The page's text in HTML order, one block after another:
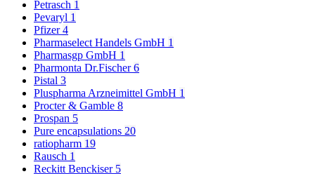
Petrasch 1
Pevaryl 1
Pfizer4
Pharmaselect Handels GmbH 1
Pharmasgp GmbH 1
Pharmonta Dr.Fischer6
Pistal 3
Pluspharma Arzneimittel GmbH 1
Procter & Gamble 8
Prospan 5
Pure encapsulations 20
ratiopharm 19
Rausch 1
Reckitt Benckiser 5